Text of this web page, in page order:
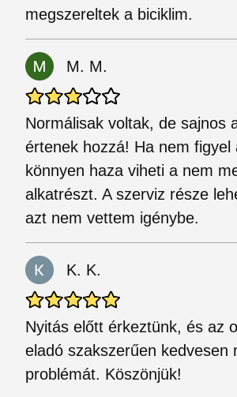
megszereltek a biciklim.
M. M.
Normálisak voltak, de sajnos
értenek hozzá! Ha nem figyel
könnyen haza viheti a nem
alkatrészt. A szerviz része
azt nem vettem igénybe.
K. K.
Nyitás előtt érkeztünk, és az
eladó szakszerűen kedvesen
problémát. Köszönjük!